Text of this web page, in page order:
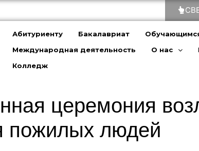
Абитуриенту Бакалавриат
Международная деятельность
О нас
Колледж
церемония
пожилых людей